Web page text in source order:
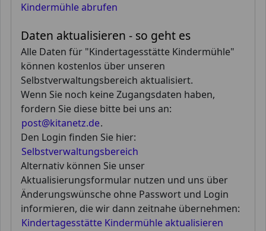
Kindermühle abrufen
Daten aktualisieren - so geht es
Alle Daten für "Kindertagesstätte Kindermühle"
können kostenlos über unseren
Selbstverwaltungsbereich aktualisiert.
Wenn Sie noch keine Zugangsdaten haben,
fordern Sie diese bitte bei uns an:
post@kitanetz.de.
Den Login finden Sie hier:
Selbstverwaltungsbereich
Alternativ können Sie unser
Aktualisierungsformular nutzen und uns über
Änderungswünsche ohne Passwort und Login
informieren, die wir dann zeitnahe übernehmen:
Kindertagesstätte Kindermühle aktualisieren